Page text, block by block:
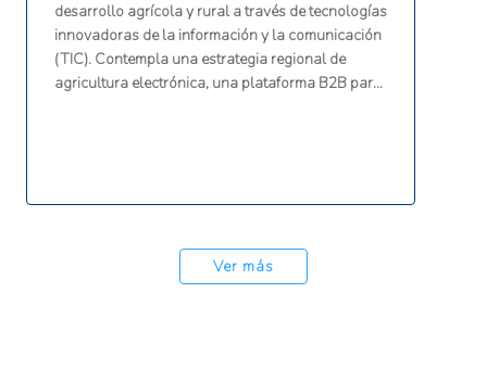
desarrollo agrícola y rural a través de tecnologías
innovadoras de la información y la comunicación
(TIC). Contempla una estrategia regional de
agricultura electrónica, una plataforma B2B para
inteligente.
Ver más